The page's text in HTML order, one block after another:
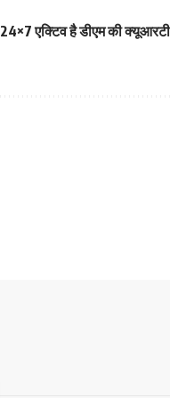
24×7 एक्टिव है डीएम की